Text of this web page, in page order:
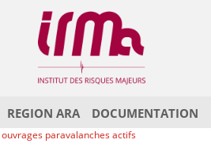
REGION ARA DOCUMENTATION
ouvrages paravalanches actifs